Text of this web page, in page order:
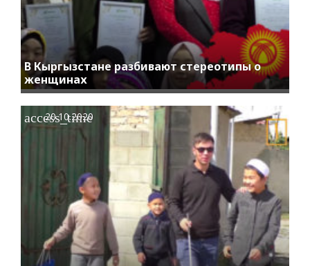
В Кыргызстане разбивают стереотипы о
женщинах
access_time
20.10.2020